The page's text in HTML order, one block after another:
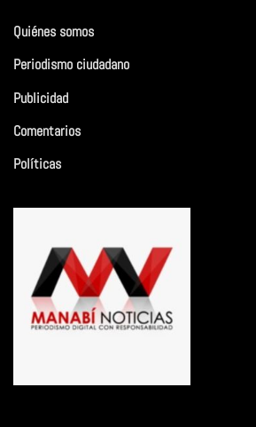
Quiénes somos
Periodismo ciudadano
Publicidad
Comentarios
Políticas